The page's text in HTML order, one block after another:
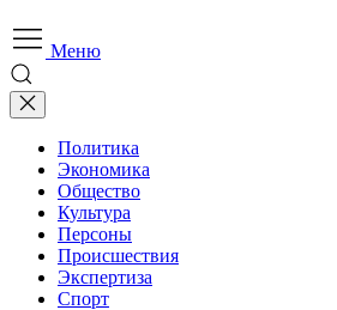
Меню
Политика
Экономика
Общество
Культура
Персоны
Происшествия
Экспертиза
Спорт